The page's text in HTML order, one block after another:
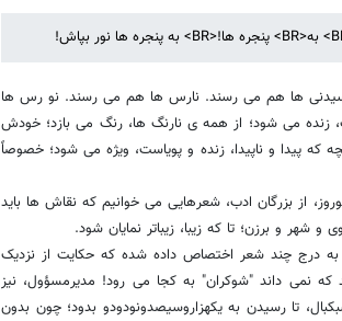
ها هم می رسند. نارس ها هم می رسند. نو رس ها
می شود؛ از همه ی نارنگ ها، رنگ می بازد؛ خودش
پیدا و ناپیدا، زنده و پویاست، ویژه می شود؛ خصوصاً
از بزرگان ادب، شعرهایی می خوانیم که نقاش ها باید
و برزن؛ تا که زیبا، زیباتر نمایان شود.
درج چند شعر اختصاص داده شده که حکایت از نزدیک
که نمی داند "شوکران" به کجا می رود! مدیرمسؤول، نیز
تا رسیدن به یکهزاروسیصدونودودو بدود؛ چون بدون